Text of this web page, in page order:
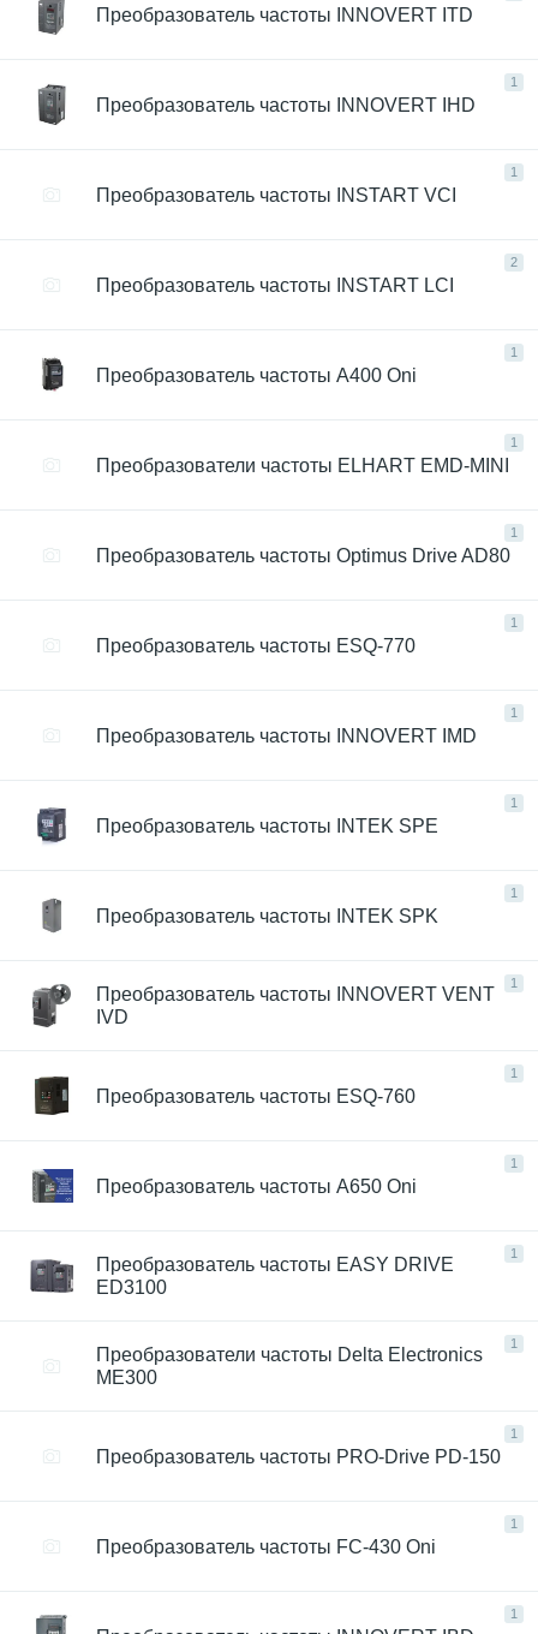
Преобразователь частоты INNOVERT ITD
1
Преобразователь частоты INNOVERT IHD
1
Преобразователь частоты INSTART VCI
2
Преобразователь частоты INSTART LCI
1
Преобразователь частоты А400 Oni
1
Преобразователи частоты ELHART EMD‑MINI
1
Преобразователь частоты Optimus Drive AD80
1
Преобразователь частоты ESQ-770
1
Преобразователь частоты INNOVERT IMD
1
Преобразователь частоты INTEK SPE
1
Преобразователь частоты INTEK SPK
1
Преобразователь частоты INNOVERT VENT
IVD
1
Преобразователь частоты ESQ-760
1
Преобразователь частоты A650 Oni
1
Преобразователь частоты EASY DRIVE
ED3100
1
Преобразователи частоты Delta Electronics
ME300
1
Преобразователь частоты PRO-Drive PD-150
1
Преобразователь частоты FC-430 Oni
1